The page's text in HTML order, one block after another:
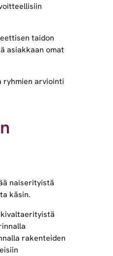
taidon
asiakkaan omat
ryhmien arviointi
naiserityistä
käsin.
rakenteiden